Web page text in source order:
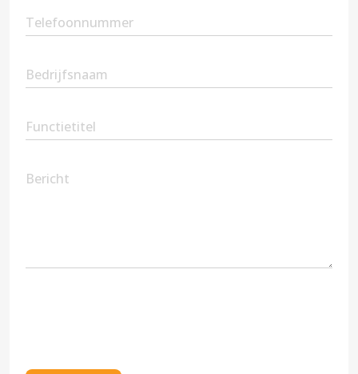
Phone(Vereist)
Company
Name
Position
Message